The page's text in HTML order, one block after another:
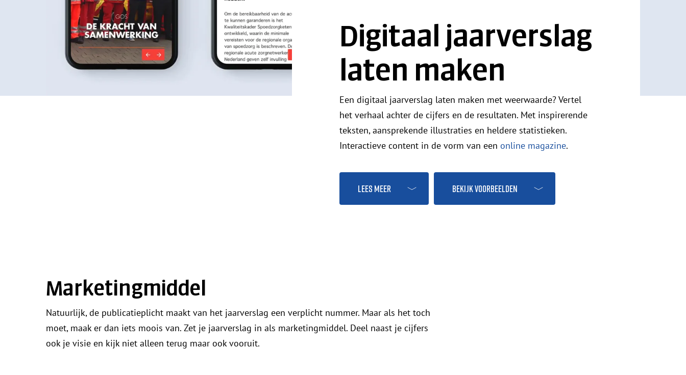
Digitaal jaarverslag
laten maken
Een digitaal jaarverslag laten maken met weerwaarde? Vertel
het verhaal achter de cijfers en de resultaten. Met inspirerende
teksten, aansprekende illustraties en heldere statistieken.
Interactieve content in de vorm van een online magazine.
Lees meer Bekijk voorbeelden
Marketingmiddel
Natuurlijk, de publicatieplicht maakt van het jaarverslag een verplicht nummer. Maar als het toch
moet, maak er dan iets moois van. Zet je jaarverslag in als marketingmiddel. Deel naast je cijfers
ook je visie en kijk niet alleen terug maar ook vooruit.